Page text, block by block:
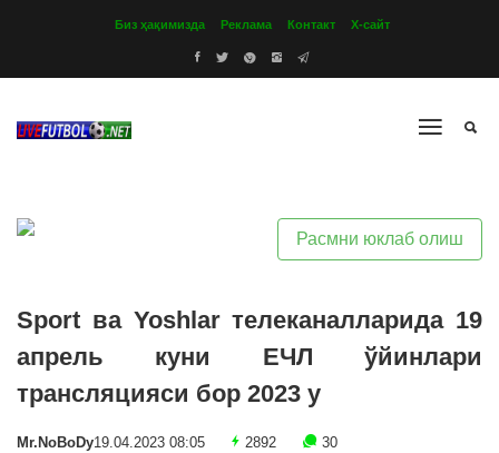
Биз ҳақимизда Реклама Контакт Х-сайт
Расмни юклаб олиш
Sport ва Yoshlar телеканалларида 19
апрель куни ЕЧЛ ўйинлари
трансляцияси бор 2023 y
Mr.NoBoDy19.04.2023 08:05 2892 30